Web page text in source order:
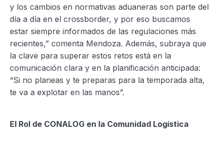
y los cambios en normativas aduaneras son parte del
día a día en el crossborder, y por eso buscamos
estar siempre informados de las regulaciones más
recientes,” comenta Mendoza. Además, subraya que
la clave para superar estos retos está en la
comunicación clara y en la planificación anticipada:
“Si no planeas y te preparas para la temporada alta,
te va a explotar en las manos”.
El Rol de CONALOG en la Comunidad Logística